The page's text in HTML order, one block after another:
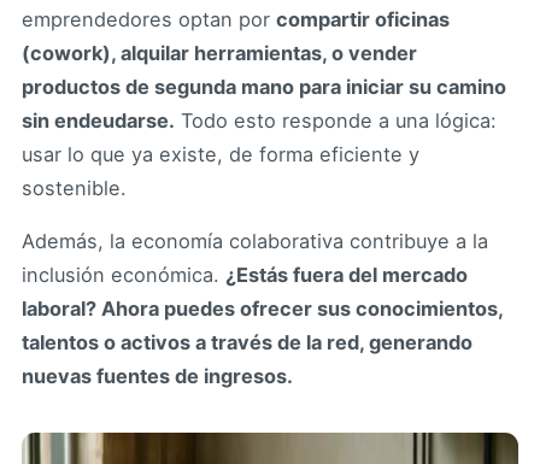
emprendedores optan por compartir oficinas
(cowork), alquilar herramientas, o vender
productos de segunda mano para iniciar su camino
sin endeudarse. Todo esto responde a una lógica:
usar lo que ya existe, de forma eficiente y
sostenible.
Además, la economía colaborativa contribuye a la
inclusión económica. ¿Estás fuera del mercado
laboral? Ahora puedes ofrecer sus conocimientos,
talentos o activos a través de la red, generando
nuevas fuentes de ingresos.